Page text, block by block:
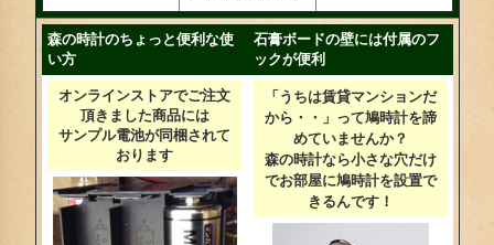
森の時計のちょっと便利な使
い方
石膏ボードの壁には付属のフ
ックが便利
オンラインストアでご注文
頂きました商品には
サンプル電池が同梱されて
おります
「うちは賃貸マンションだ
から・・」って鳩時計を諦
めていませんか？
森の時計なら小さな穴だけ
でお部屋に鳩時計を設置で
きるんです！